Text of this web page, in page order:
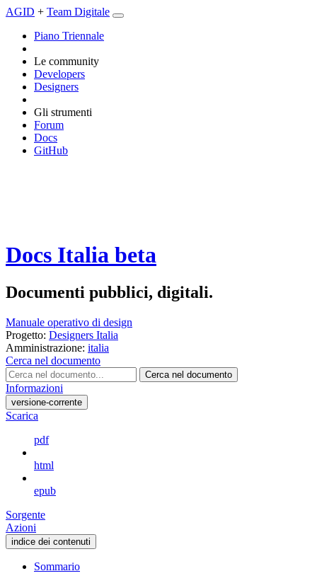
AGID + Team Digitale
Piano Triennale
Le community
Developers
Designers
Gli strumenti
Forum
Docs
GitHub
Docs Italia beta
Documenti pubblici, digitali.
Manuale operativo di design
Progetto: Designers Italia
Amministrazione: italia
Cerca nel documento
Cerca nel documento
Informazioni
versione-corrente
Scarica
pdf
html
epub
Sorgente
Azioni
indice dei contenuti
Sommario